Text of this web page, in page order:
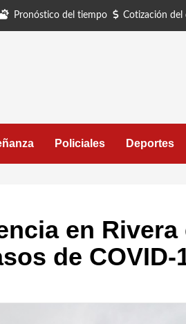
Pronóstico del tiempo Cotización del
Policiales Deportes
en Rivera
de COVID-